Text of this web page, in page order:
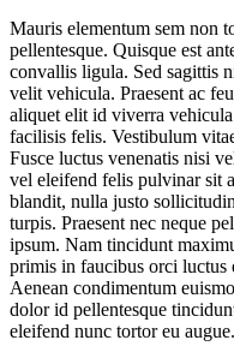
Mauris elementum sem non
pellentesque. Quisque est
convallis ligula. Sed sagittis
velit vehicula. Praesent ac
aliquet elit id viverra
facilisis felis. Vestibulum
Fusce luctus venenatis nisi
vel eleifend felis pulvinar sit
blandit, nulla justo
turpis. Praesent nec neque
ipsum. Nam tincidunt
primis in faucibus orci luctus
Aenean condimentum
dolor id pellentesque
eleifend nunc tortor eu